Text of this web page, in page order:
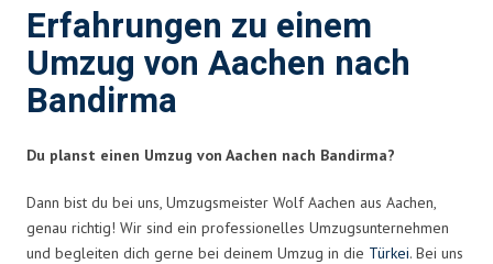
Erfahrungen zu einem
Umzug von Aachen nach
Bandirma
Du planst einen Umzug von Aachen nach Bandirma?
Dann bist du bei uns, Umzugsmeister Wolf Aachen aus Aachen,
genau richtig! Wir sind ein professionelles Umzugsunternehmen
und begleiten dich gerne bei deinem Umzug in die Türkei. Bei uns